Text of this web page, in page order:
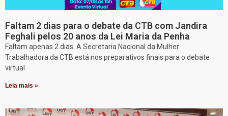
Faltam 2 dias para o debate da CTB com Jandira
Feghali pelos 20 anos da Lei Maria da Penha
Faltam apenas 2 dias. A Secretaria Nacional da Mulher
Trabalhadora da CTB está nos preparativos finais para o debate
virtual
Leia mais »